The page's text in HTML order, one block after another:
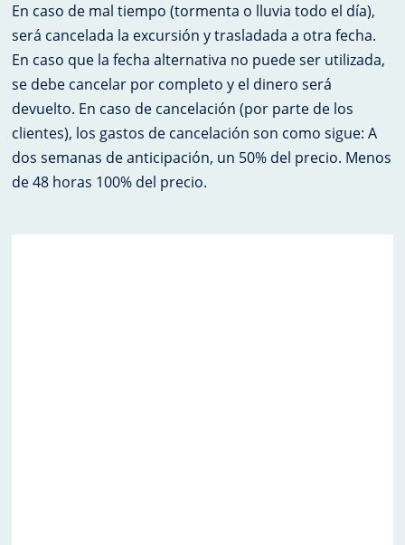
En caso de mal tiempo (tormenta o lluvia todo el día),
será cancelada la excursión y trasladada a otra fecha.
En caso que la fecha alternativa no puede ser utilizada,
se debe cancelar por completo y el dinero será
devuelto. En caso de cancelación (por parte de los
clientes), los gastos de cancelación son como sigue: A
dos semanas de anticipación, un 50% del precio. Menos
de 48 horas 100% del precio.